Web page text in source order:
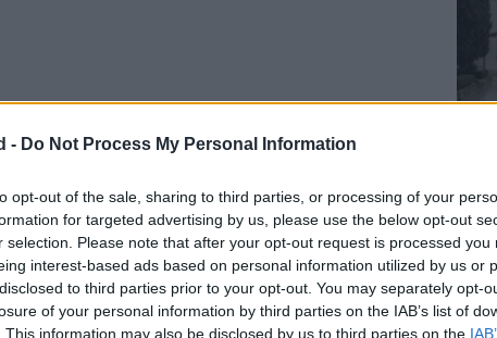
- Do Not Process My Personal Information
opt-out of the sale, sharing to third parties, or processing of your
for targeted advertising by us, please use the below opt-out
selection. Please note that after your opt-out request is processed you
interest-based ads based on personal information utilized by us or
to third parties prior to your opt-out. You may separately opt-
of your personal information by third parties on the IAB’s list of
This information may also be disclosed by us to third parties on the
un empleado sacaba la basura frente al centro,
intensa batalla legal en los tribunales.